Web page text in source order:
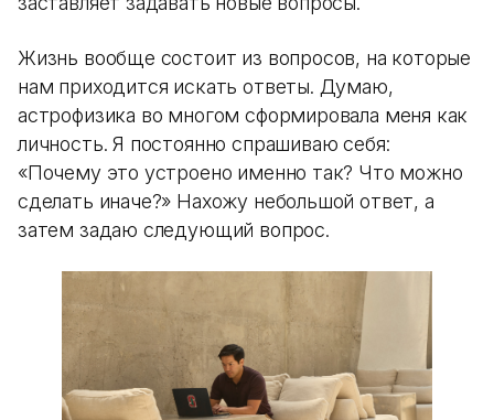
Жизнь вообще состоит из вопросов, на которые
нам приходится искать ответы. Думаю,
астрофизика во многом сформировала меня как
личность. Я постоянно спрашиваю себя:
«Почему это устроено именно так? Что можно
сделать иначе?» Нахожу небольшой ответ, а
затем задаю следующий вопрос.